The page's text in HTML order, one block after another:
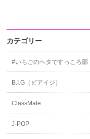
カテゴリー
#いちごのヘタですっころ部
B.I.G（ビアイジ）
ClassMate
J-POP